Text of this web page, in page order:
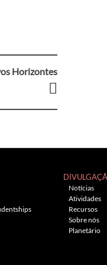
Horizontes
Notícias
Atividades
Recursos
Sobre nós
Planetário